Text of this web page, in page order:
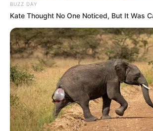
BUZZ DAY
Kate Thought No One Noticed, But It Was